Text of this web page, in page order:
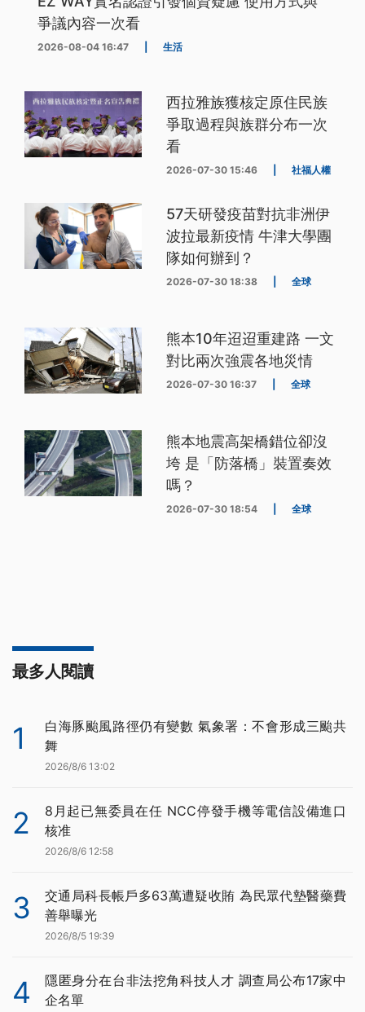
爭議內容一次看
2026-08-04 16:47 生活
西拉雅族獲核定原住民族
爭取過程與族群分布一次
看
2026-07-30 15:46 社福人權
57天研發疫苗對抗非洲伊
波拉最新疫情 牛津大學團
隊如何辦到？
2026-07-30 18:38 全球
熊本10年迢迢重建路 一文
對比兩次強震各地災情
2026-07-30 16:37 全球
熊本地震高架橋錯位卻沒
垮 是「防落橋」裝置奏效
嗎？
2026-07-30 18:54 全球
最多人閱讀
1
白海豚颱風路徑仍有變數 氣象署：不會形成三颱共
舞
2026/8/6 13:02
2
8月起已無委員在任 NCC停發手機等電信設備進口
核准
2026/8/6 12:58
3
交通局科長帳戶多63萬遭疑收賄 為民眾代墊醫藥費
善舉曝光
2026/8/5 19:39
4
隱匿身分在台非法挖角科技人才 調查局公布17家中
企名單